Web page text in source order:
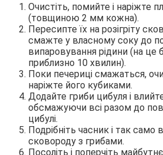
Очистіть, помийте і наріжте
(товщиною 2 мм кожна).
Пересипте їх на розігріту
смажте у власному соку до
випаровування рідини (на це
приблизно 10 хвилин).
Поки печериці смажаться,
наріжте його кубиками.
Додайте гриби цибуля і
обсмажуючи всі разом до
цибулі.
Подрібніть часник і так само
сковороду з грибами.
Посоліть і поперчіть